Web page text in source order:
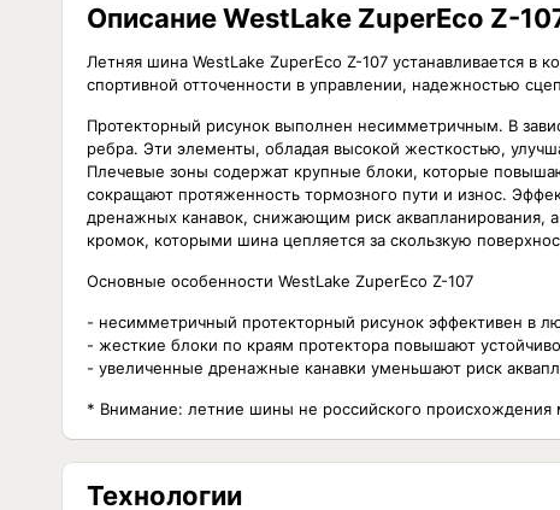
Описание WestLake ZuperEco Z-
Летняя шина WestLake ZuperEco Z-107 устанавливается в
спортивной отточенности в управлении, надежностью
Протекторный рисунок выполнен несимметричным. В
ребра. Эти элементы, обладая высокой жесткостью,
Плечевые зоны содержат крупные блоки, которые
сокращают протяженность тормозного пути и износ.
дренажных канавок, снижающим риск аквапланирования,
кромок, которыми шина цепляется за скользкую
Основные особенности WestLake ZuperEco Z-107
- несимметричный протекторный рисунок эффективен в
- жесткие блоки по краям протектора повышают
- увеличенные дренажные канавки уменьшают риск
* Внимание: летние шины не российского
Технологии